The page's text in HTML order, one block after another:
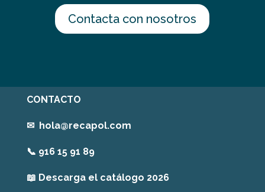
Contacta con nosotros
CONTACTO
✉ hola@recapol.com
📞 916 15 91 89
📖 Descarga el catálogo 2026